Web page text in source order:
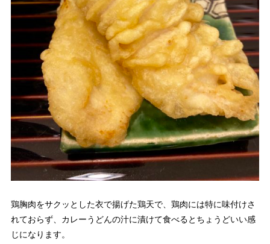
鶏胸肉をサクッとした衣で揚げた鶏天で、鶏肉には特に味付けさ
れておらず、カレーうどんの汁に漬けて食べるとちょうどいい感
じになります。